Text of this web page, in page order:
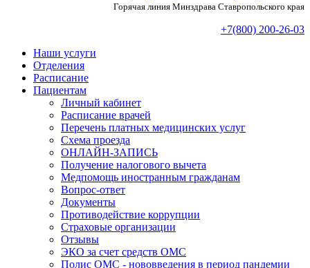
Горячая линия Минздрава Ставропольского края
+7(800) 200-26-03
Наши услуги
Отделения
Расписание
Пациентам
Личный кабинет
Расписание врачей
Перечень платных медицинских услуг
Схема проезда
ОНЛАЙН-ЗАПИСЬ
Получение налогового вычета
Медпомощь иностранным гражданам
Вопрос-ответ
Документы
Противодействие коррупции
Страховые организации
Отзывы
ЭКО за счет средств ОМС
Полис ОМС - нововведения в период пандемии